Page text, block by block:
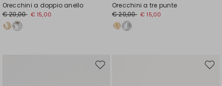
Orecchini a doppio anello
€ 20,00 € 15,00
Orecchini a tre punte
€ 20,00 € 15,00
Sposta